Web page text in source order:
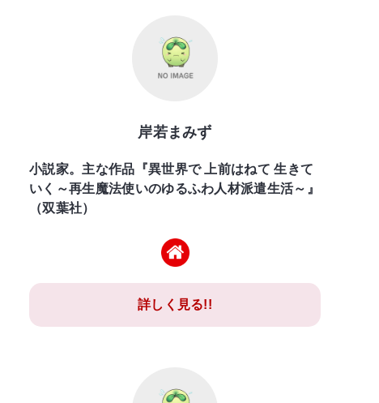
岸若まみず
小説家。主な作品『異世界で 上前はねて 生きて
いく～再生魔法使いのゆるふわ人材派遣生活～』
（双葉社）
詳しく見る!!